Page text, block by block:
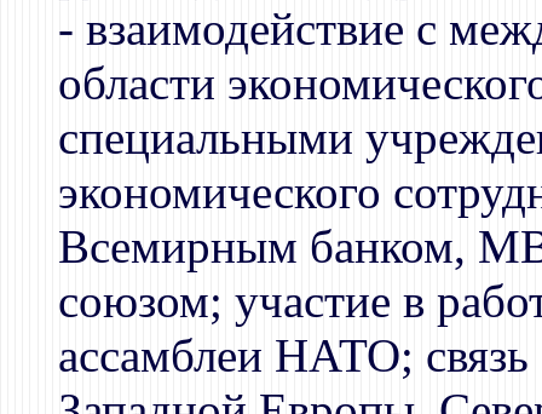
- взаимодействие с
области
специальными
экономического
Всемирным банком,
союзом; участие в
ассамблеи НАТО; связь